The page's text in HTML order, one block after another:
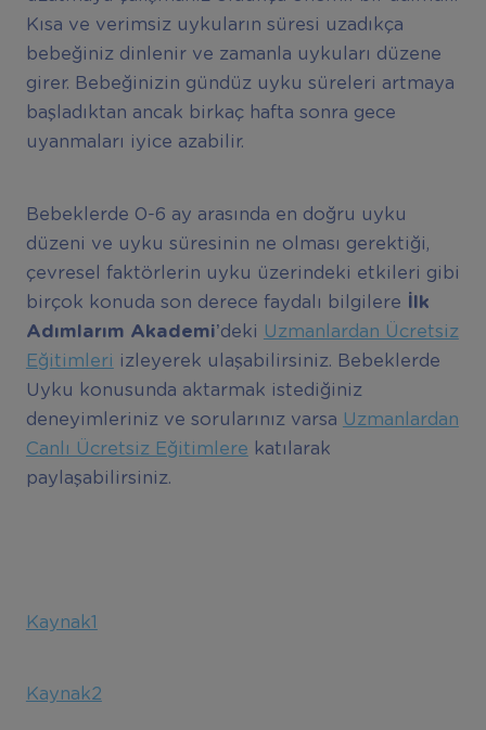
Kısa ve verimsiz uykuların süresi uzadıkça
bebeğiniz dinlenir ve zamanla uykuları düzene
girer. Bebeğinizin gündüz uyku süreleri artmaya
başladıktan ancak birkaç hafta sonra gece
uyanmaları iyice azabilir.
Bebeklerde 0-6 ay arasında en doğru uyku
düzeni ve uyku süresinin ne olması gerektiği,
çevresel faktörlerin uyku üzerindeki etkileri gibi
birçok konuda son derece faydalı bilgilere
İlk
Adımlarım Akademi’deki Uzmanlardan Ücretsiz
Eğitimleri izleyerek ulaşabilirsiniz. Bebeklerde
Uyku konusunda aktarmak istediğiniz
deneyimleriniz ve sorularınız varsa Uzmanlardan
Canlı Ücretsiz Eğitimlere katılarak
paylaşabilirsiniz.
Kaynak1
Kaynak2